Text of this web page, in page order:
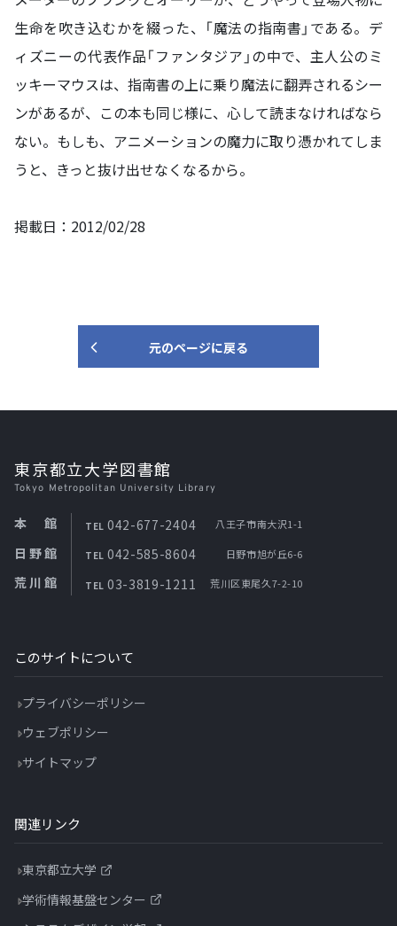
生命を吹き込むかを綴った、「魔法の指南書」である。デ
ィズニーの代表作品「ファンタジア」の中で、主人公のミ
ッキーマウスは、指南書の上に乗り魔法に翻弄されるシー
ンがあるが、この本も同じ様に、心して読まなければなら
ない。もしも、アニメーションの魔力に取り憑かれてしま
うと、きっと抜け出せなくなるから。
掲載日：2012/02/28
元のページに戻る
東京都立大学図書館
Tokyo Metropolitan University Library
本館 TEL 042-677-2404 八王子市南大沢1-1
日野館 TEL 042-585-8604 日野市旭が丘6-6
荒川館 TEL 03-3819-1211 荒川区東尾久7-2-10
このサイトについて
プライバシーポリシー
ウェブポリシー
サイトマップ
関連リンク
東京都立大学
学術情報基盤センター